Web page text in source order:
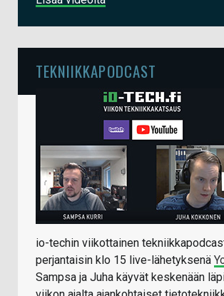
TEKNIIKKAPODCAST
io-techin viikottainen
perjantaisin klo 15 live-lähetyksenä
Sampsa ja Juha käyvät keskenään